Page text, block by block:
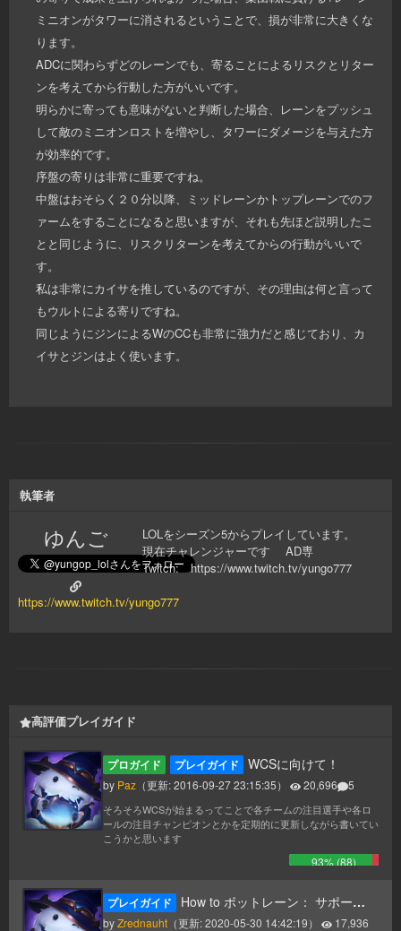
ミニオンがタワーに消されるということで、損が非常に大きくな
ります。
ADCに関わらずどのレーンでも、寄ることによるリスクとリター
ンを考えてから行動した方がいいです。
明らかに寄っても意味がないと判断した場合、レーンをプッシュ
して敵のミニオンロストを増やし、タワーにダメージを与えた方
が効率的です。
序盤の寄りは非常に重要ですね。
中盤はおそらく２０分以降、ミッドレーンかトップレーンでのフ
ァームをすることになると思いますが、それも先ほど説明したこ
とと同じように、リスクリターンを考えてからの行動がいいで
す。
私は非常にカイサを推しているのですが、その理由は何と言って
もウルトによる寄りですね。
同じようにジンによるWのCCも非常に強力だと感じており、カ
イサとジンはよく使います。
執筆者
ゆんご
https://www.twitch.tv/yungo777
LOLをシーズン5からプレイしています。
現在チャレンジャーです AD専
Twitch: https://www.twitch.tv/yungo777
高評価プレイガイド
プロガイド プレイガイド WCSに向けて！
by Paz （更新:2016-09-27 23:15:35） 20,696 5
そろそろWCSが始まるってことで各チームの注目選手や各ロ
ールの注目チャンピオンとかを定期的に更新しながら書いてい
こうかと思います
93% (88)
プレイガイド How to ボットレーン： サポートの種類から考えるボットレーンの遊び方！！
byZrednauht （更新:2020-05-30 14:42:19）
17,936